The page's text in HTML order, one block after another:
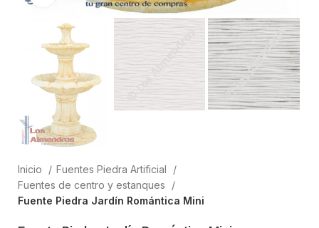
Inicio
Fuentes Piedra Artificial
Fuentes de centro y estanques
Fuente Piedra Jardín Romántica Mini